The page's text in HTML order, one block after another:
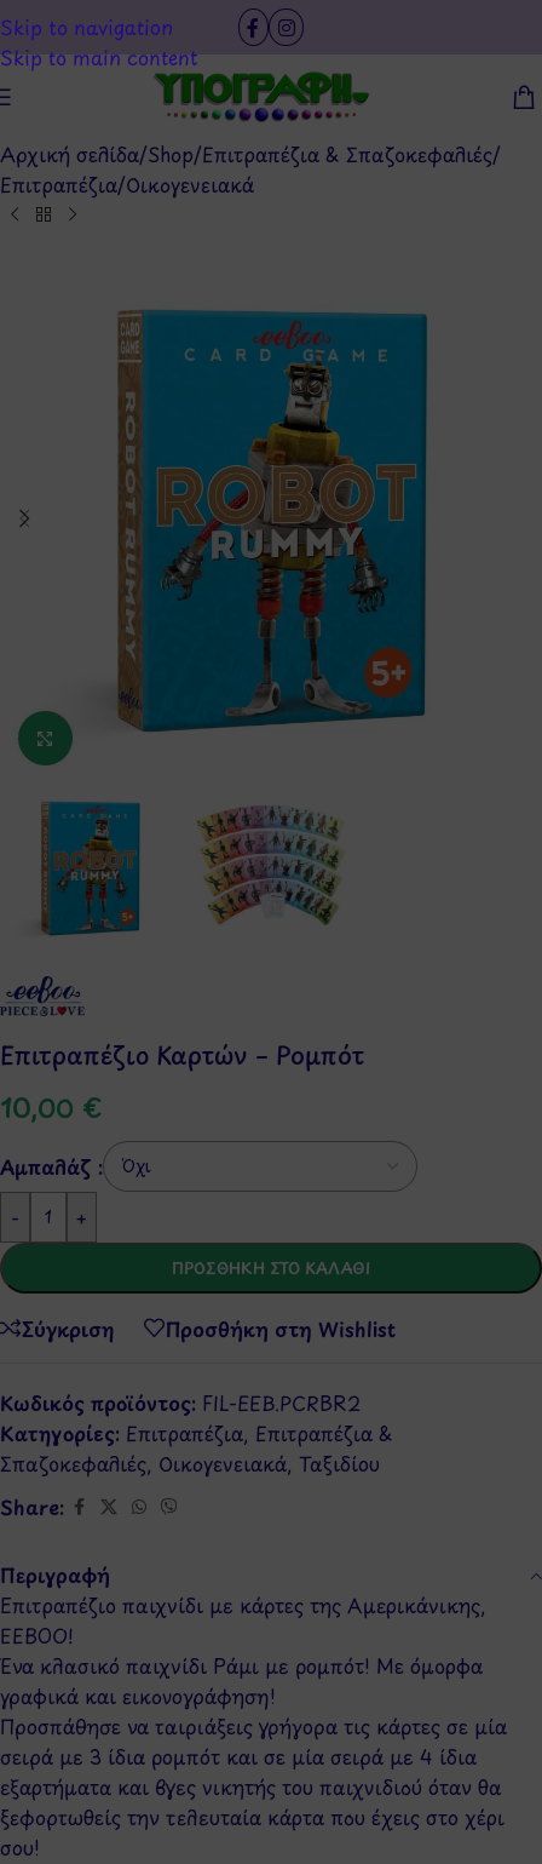
Skip to navigation
Skip to main content
Αρχική σελίδα/Shop/Επιτραπέζια & Σπαζοκεφαλιές/
Επιτραπέζια/Οικογενειακά
Κάντε κλικ για μεγέθυνση
Επιτραπέζιο Καρτών – Ρομπότ
10,00 €
Αμπαλάζ :
-
+
ΠΡΟΣΘΉΚΗ ΣΤΟ ΚΑΛΆΘΙ
Σύγκριση Προσθήκη στη Wishlist
Κωδικός προϊόντος: FIL-EEB.PCRBR2
Κατηγορίες: Επιτραπέζια, Επιτραπέζια &
Σπαζοκεφαλιές, Οικογενειακά, Ταξιδίου
Share:
Περιγραφή
Eπιτραπέζιο παιχνίδι με κάρτες της Αμερικάνικης,
EEBOO!
Ένα κλασικό παιχνίδι Ράμι με ρομπότ! Mε όμορφα
γραφικά και εικονογράφηση!
Προσπάθησε να ταιριάξεις γρήγορα τις κάρτες σε μία
σειρά με 3 ίδια ρομπότ και σε μία σειρά με 4 ίδια
εξαρτήματα και βγες νικητής του παιχνιδιού όταν θα
ξεφορτωθείς την τελευταία κάρτα που έχεις στο χέρι
σου!